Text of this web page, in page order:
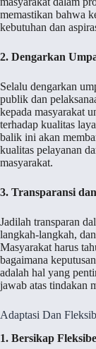
memastikan bahwa
kebutuhan dan
2. Dengarkan
Selalu dengarkan
publik dan
kepada masyarakat
terhadap kualitas
balik ini akan
kualitas pelayanan
masyarakat.
3. Transparansi
Jadilah transparan
langkah-langkah,
Masyarakat harus
bagaimana
adalah hal yang
jawab atas tindakan
Adaptasi Dan
1. Bersikap